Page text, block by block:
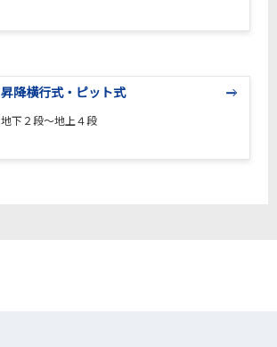
昇降横行式・ピット式
地下２段～地上４段